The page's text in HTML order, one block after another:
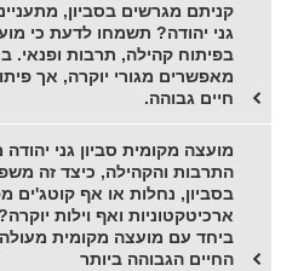
קניתם מגרשים בסביון,
גני יהודה? תשמחו לדעת כי
בפיתוח קהילה, תרבות ופנאי.
מאפשרים מגורי יוקרה, אך
חיים גבוהה.
מועצה מקומית סביון גני
התרבות והקהילה, כיצד זה
בסביון, נחלות או אף קוטג'ים
ארכיטקטוניות ואף וילות
ביחד עם מועצה מקומית
החיים הגבוהה ביותר